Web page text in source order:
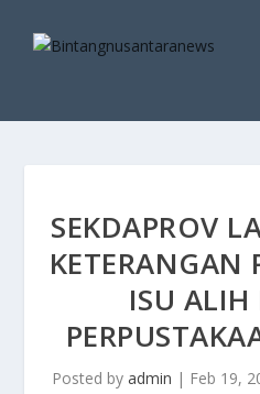
SEKDAPROV
KETERANGAN
ISU ALIH
Posted by admin | Feb 19,